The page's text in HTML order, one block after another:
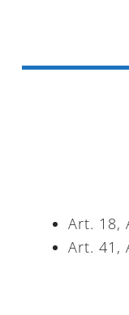
den
Art. 18,
Art. 41,